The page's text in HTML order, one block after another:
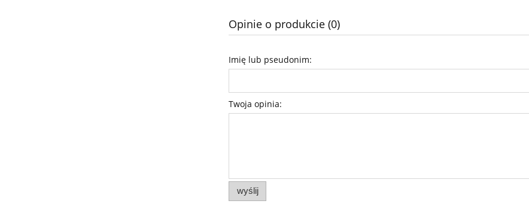
Opinie o produkcie (0)
Imię lub pseudonim:
Twoja opinia:
wyślij